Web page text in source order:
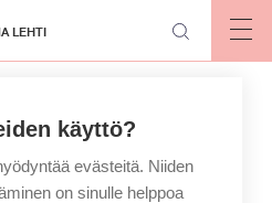
LEHTI
käyttö?
evästeitä. Niiden
on sinulle helppoa